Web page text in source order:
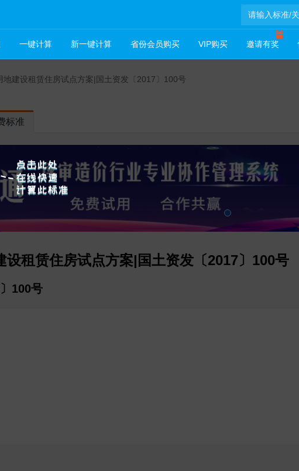
一键计算 新一键计算 省份会员购买 VIP购买 邀请有奖
地建设租赁住房试点方案|国土资发〔2017〕100号
标准
设租赁住房试点方案|国土资发〔2017〕100号
100号